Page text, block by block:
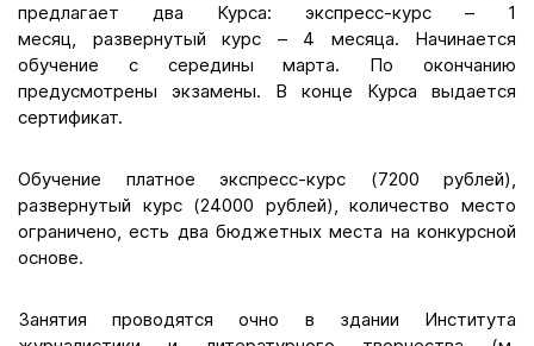
предлагает два Курса: экспресс-курс – 1
месяц, развернутый курс – 4 месяца. Начинается
обучение с середины марта. По окончанию
предусмотрены экзамены. В конце Курса выдается
сертификат.
Обучение платное экспресс-курс (7200 рублей),
развернутый курс (24000 рублей), количество место
ограничено, есть два бюджетных места на конкурсной
основе.
Занятия проводятся очно в здании Института